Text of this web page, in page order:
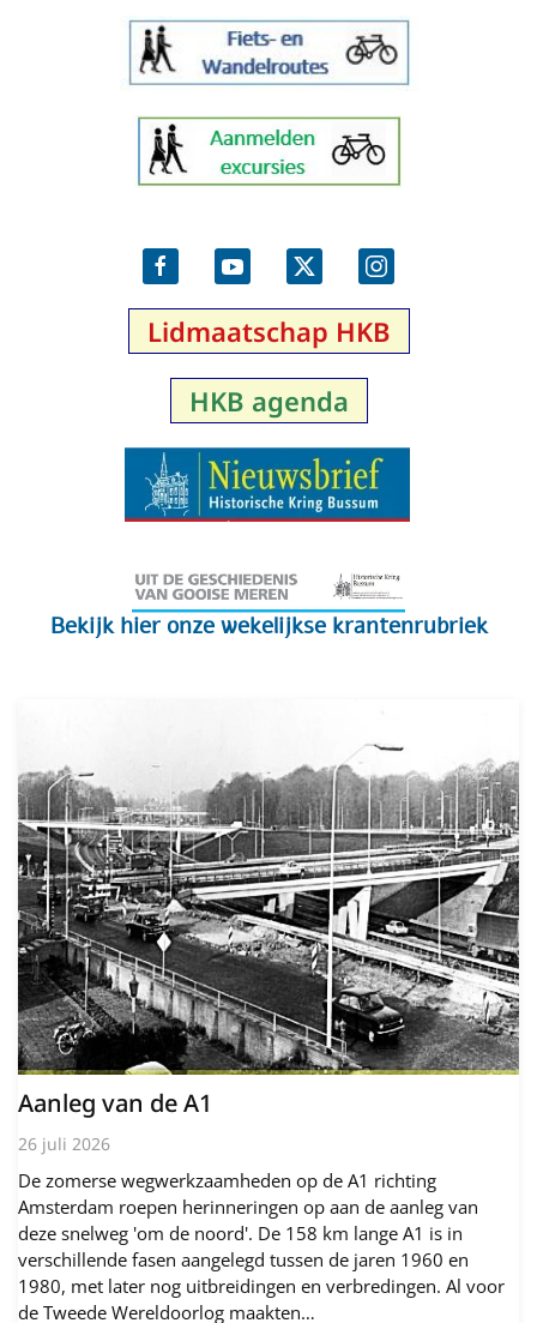
Lidmaatschap HKB
HKB agenda
Bekijk hier onze wekelijkse krantenrubriek
Aanleg van de A1
26 juli 2026
De zomerse wegwerkzaamheden op de A1 richting
Amsterdam roepen herinneringen op aan de aanleg van
deze snelweg 'om de noord'. De 158 km lange A1 is in
verschillende fasen aangelegd tussen de jaren 1960 en
1980, met later nog uitbreidingen en verbredingen. Al voor
de Tweede Wereldoorlog maakten…